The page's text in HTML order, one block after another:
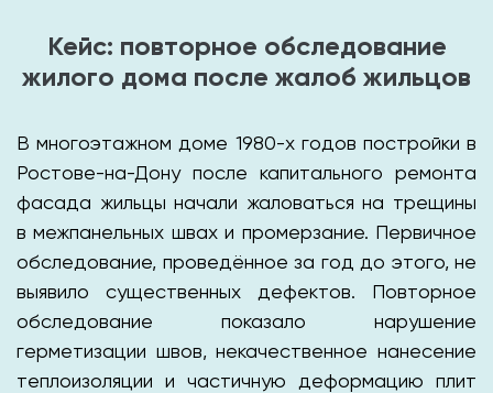
Кейс: повторное обследование
жилого дома после жалоб жильцов
В многоэтажном доме 1980-х годов постройки в
Ростове-на-Дону после капитального ремонта
фасада жильцы начали жаловаться на трещины
в межпанельных швах и промерзание. Первичное
обследование, проведённое за год до этого, не
выявило существенных дефектов. Повторное
обследование показало нарушение
герметизации швов, некачественное нанесение
теплоизоляции и частичную деформацию плит